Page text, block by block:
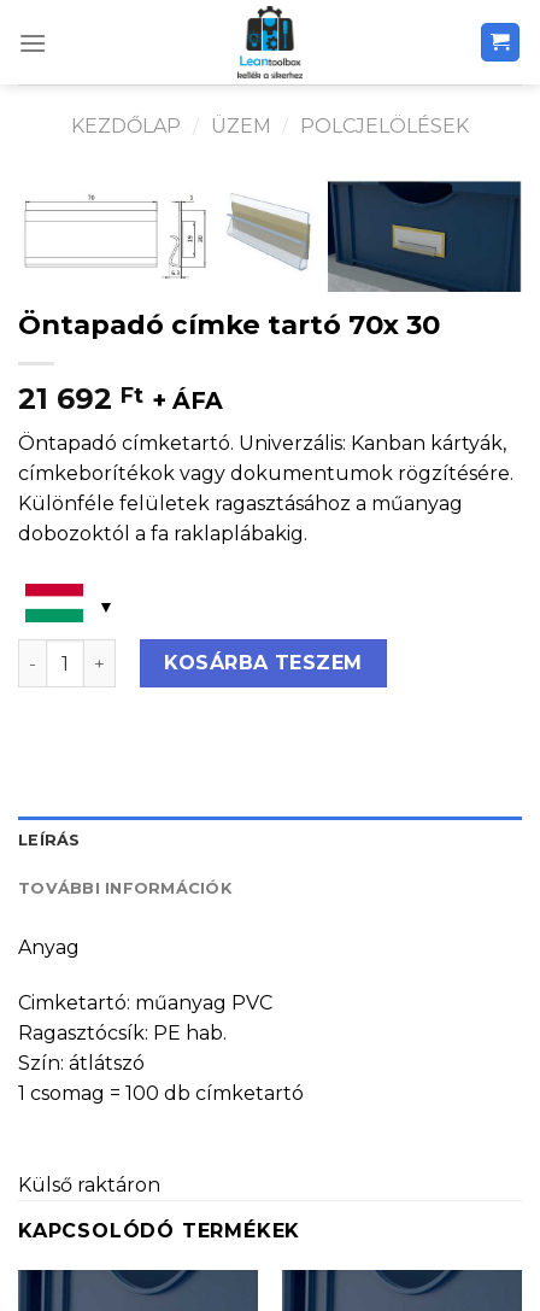
KEZDŐLAP / ÜZEM / POLCJELÖLÉSEK
Öntapadó címke tartó 70x 30
21 692 Ft + ÁFA
Öntapadó címketartó. Univerzális: Kanban kártyák,
címkeborítékok vagy dokumentumok rögzítésére.
Különféle felületek ragasztásához a műanyag
dobozoktól a fa raklaplábakig.
Öntapadó címke tartó 70x 30 mennyiség
KOSÁRBA TESZEM
LEÍRÁS
TOVÁBBI INFORMÁCIÓK
Anyag
Cimketartó: műanyag PVC
Ragasztócsík: PE hab.
Szín: átlátszó
1 csomag = 100 db címketartó
Külső raktáron
KAPCSOLÓDÓ TERMÉKEK